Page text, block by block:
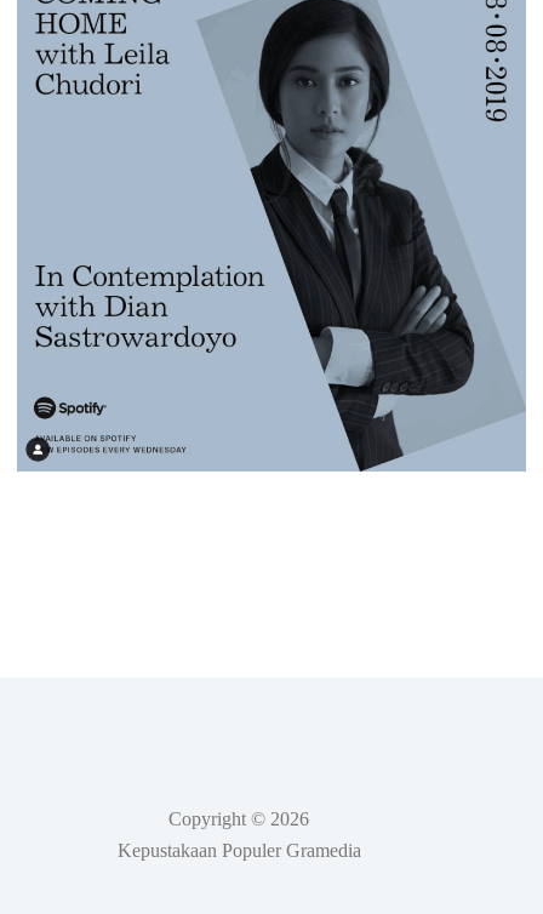
Copyright © 2026
Kepustakaan Populer Gramedia